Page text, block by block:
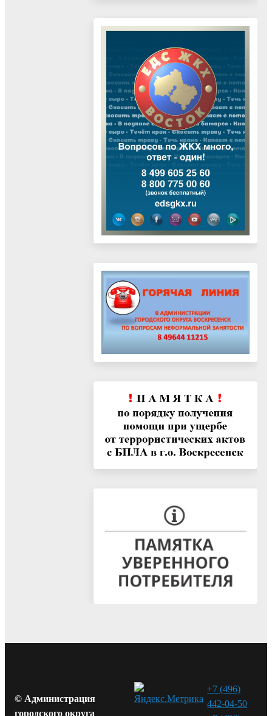
© Администрация
городского округа
+7 (496)
442-04-50